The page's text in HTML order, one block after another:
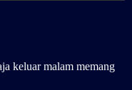
keluar malam memang